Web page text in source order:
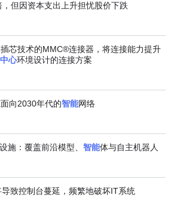
，但因资本支出上升担忧股价下跌
芯技术的MMC®连接器，将连接能力提升
心环境设计的连接方案
向2030年代的智能网络
施：覆盖前沿模型、 智能体与自主机器人
致控制台蔓延，频繁地破坏IT系统